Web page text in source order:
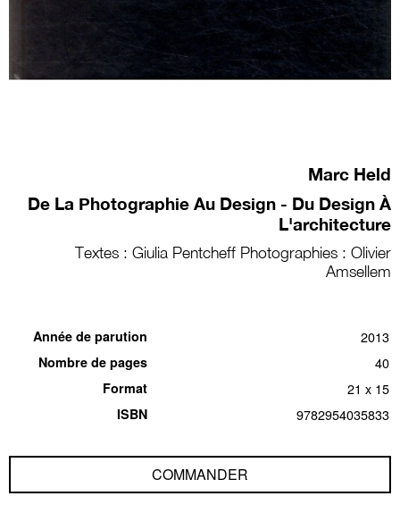
Marc Held
De La Photographie Au Design - Du Design À
L'architecture
Textes : Giulia Pentcheff Photographies : Olivier
Amsellem
Année de parution 2013
Nombre de pages 40
Format 21 x 15
ISBN 9782954035833
COMMANDER